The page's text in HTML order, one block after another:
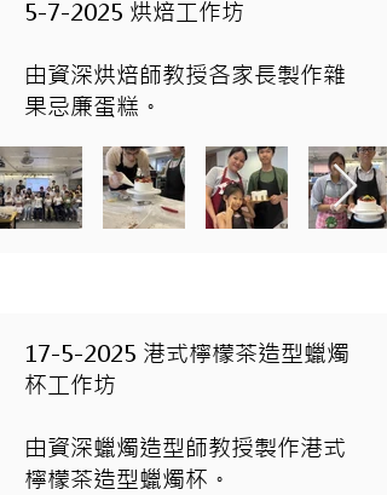
5-7-2025 烘焙工作坊
由資深烘焙師教授各家長製作雜
果忌廉蛋糕。
17-5-2025 港式檸檬茶造型蠟燭
杯工作坊
由資深蠟燭造型師教授製作港式
檸檬茶造型蠟燭杯。